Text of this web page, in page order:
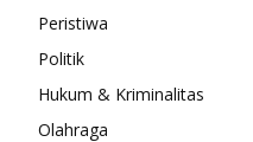
Peristiwa
Politik
Hukum & Kriminalitas
Olahraga